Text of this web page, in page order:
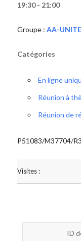
19:30 - 21:00
Groupe : AA-
Catégories
En ligne
Réunion à
Réunion de
P51083/M37704/
Visites :
ID